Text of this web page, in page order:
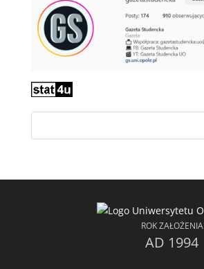
ROK ZAŁOŻENIA
AD 1994